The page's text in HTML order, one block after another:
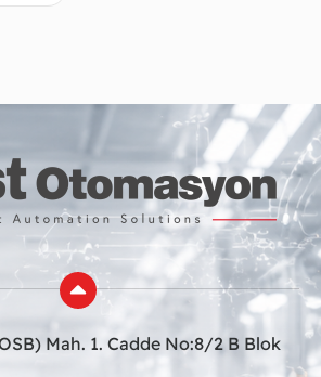
Mah. 1. Cadde No:8/2 B Blok